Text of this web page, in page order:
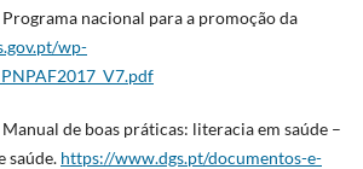
nacional para a promoção da
wp-
de boas práticas: literacia em saúde –
saúde. https://www.dgs.pt/documentos-e-